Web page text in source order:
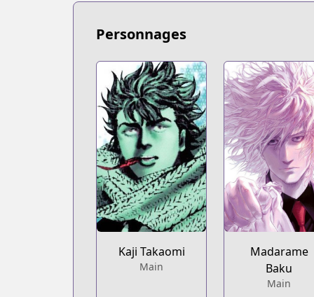
https://bookwalker.jp/series/12464/list
Personnages
Kaji Takaomi
Main
Madarame
Baku
Main